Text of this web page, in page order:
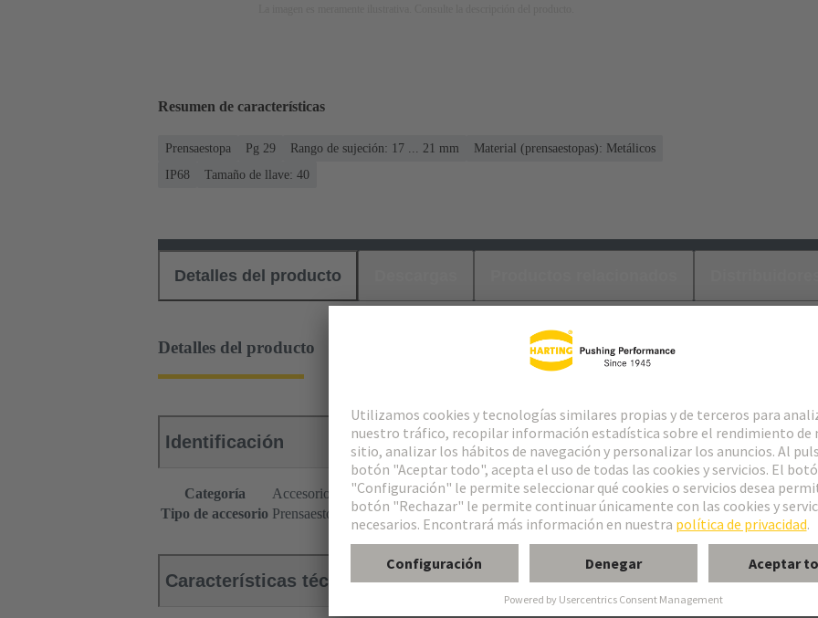
Resumen de características
Prensaestopa Pg 29 Rango de sujeción: 17 ... 21 mm
Material (prensaestopas): Metálicos
IP68
Tamaño de llave: 40
Detalles del producto
Detalles del producto
Identificación
Categoría
Accesorios
Tipo de accesorio Prensaestopa
Características técnicas